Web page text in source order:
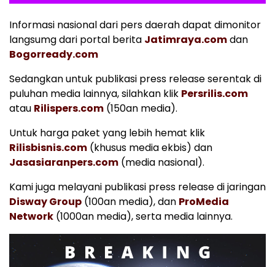
Informasi nasional dari pers daerah dapat dimonitor
langsumg dari portal berita Jatimraya.comdan
Bogorready.com
Sedangkan untuk publikasi press release serentak di
puluhan media lainnya, silahkan klik Persrilis.com
atau Rilispers.com (150an media).
Untuk harga paket yang lebih hemat klik
Rilisbisnis.com (khusus media ekbis) dan
Jasasiaranpers.com (media nasional).
Kami juga melayani publikasi press release di jaringan
Disway Group (100an media), dan ProMedia
Network (1000an media), serta media lainnya.